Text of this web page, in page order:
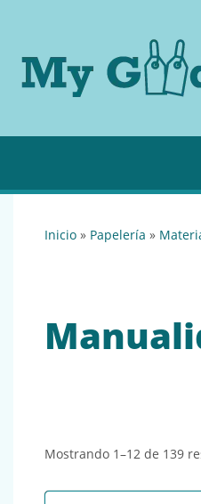
inicio » papelería »
Mostrando 1–12 de 139